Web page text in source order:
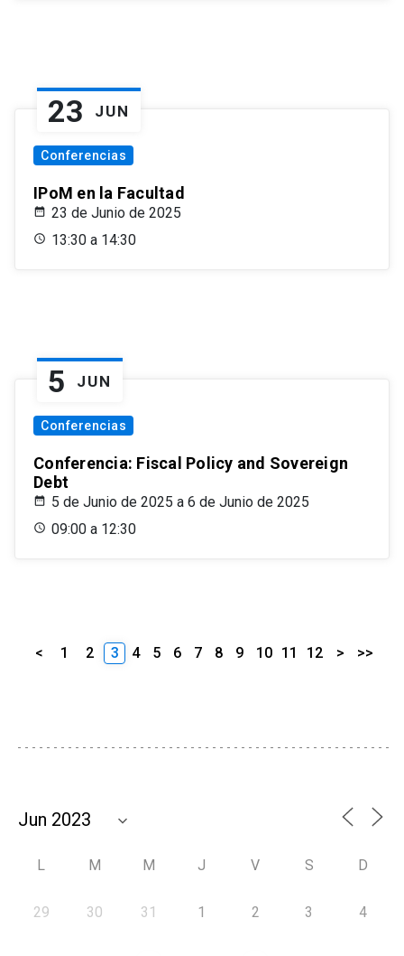
23 JUN
Conferencias
IPoM en la Facultad
23 de Junio de 2025
13:30 a 14:30
5 JUN
Conferencias
Conferencia: Fiscal Policy and Sovereign
Debt
5 de Junio de 2025 a 6 de Junio de 2025
09:00 a 12:30
< 1 2 3 4 5 6 7 8 9 10 11 12 > >>
L M M J V S D
29 30 31 1 2 3 4